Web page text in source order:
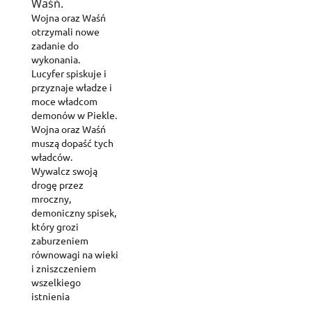
Add to wishlist
Create wishlist
Wishlist name
Sign in
You need to be logged in to save products in your wishlist.
Waśń.
Wojna oraz Waśń
otrzymali nowe
zadanie do
wykonania.
Lucyfer spiskuje i
przyznaje władze i
moce władcom
demonów w Piekle.
Wojna oraz Waśń
muszą dopaść tych
władców.
Wywalcz swoją
drogę przez
mroczny,
demoniczny spisek,
który grozi
zaburzeniem
równowagi na wieki
i zniszczeniem
wszelkiego
istnienia